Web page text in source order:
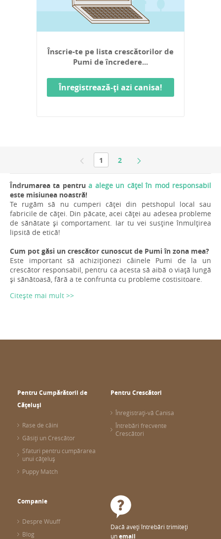
Înscrie-te pe lista crescătorilor de
Pumi de încredere...
Înregistrează-ți azi canisa!
1 2
Îndrumarea ta pentrua alege un cățel în mod responsabil
este misiunea noastră!
Te rugăm să nu cumperi căței din petshopul local sau
fabricile de căței. Din păcate, acei căței au adesea probleme
de sănătate și comportament. Iar tu vei susține înmulțirea
lipsită de etică!
Cum pot găsi un crescător cunoscut de Pumi în zona mea?
Este important să achiziționezi câinele Pumi de la un
crescător responsabil, pentru ca acesta să aibă o viață lungă
și sănătoasă, fără a te confrunta cu probleme costisitoare.
Citește mai mult >>
Pentru Cumpărătorii de
Cățeluși
Rase de câini
Găsiți un Crescător
Sfaturi pentru cumpărarea
unui cățeluș
Puppy Match
Pentru Crescători
Înregistrați-vă Canisa
Întrebări frecvente
Crescători
Companie
Despre Wuuff
Blog
Dacă aveți întrebări trimiteți
unemail